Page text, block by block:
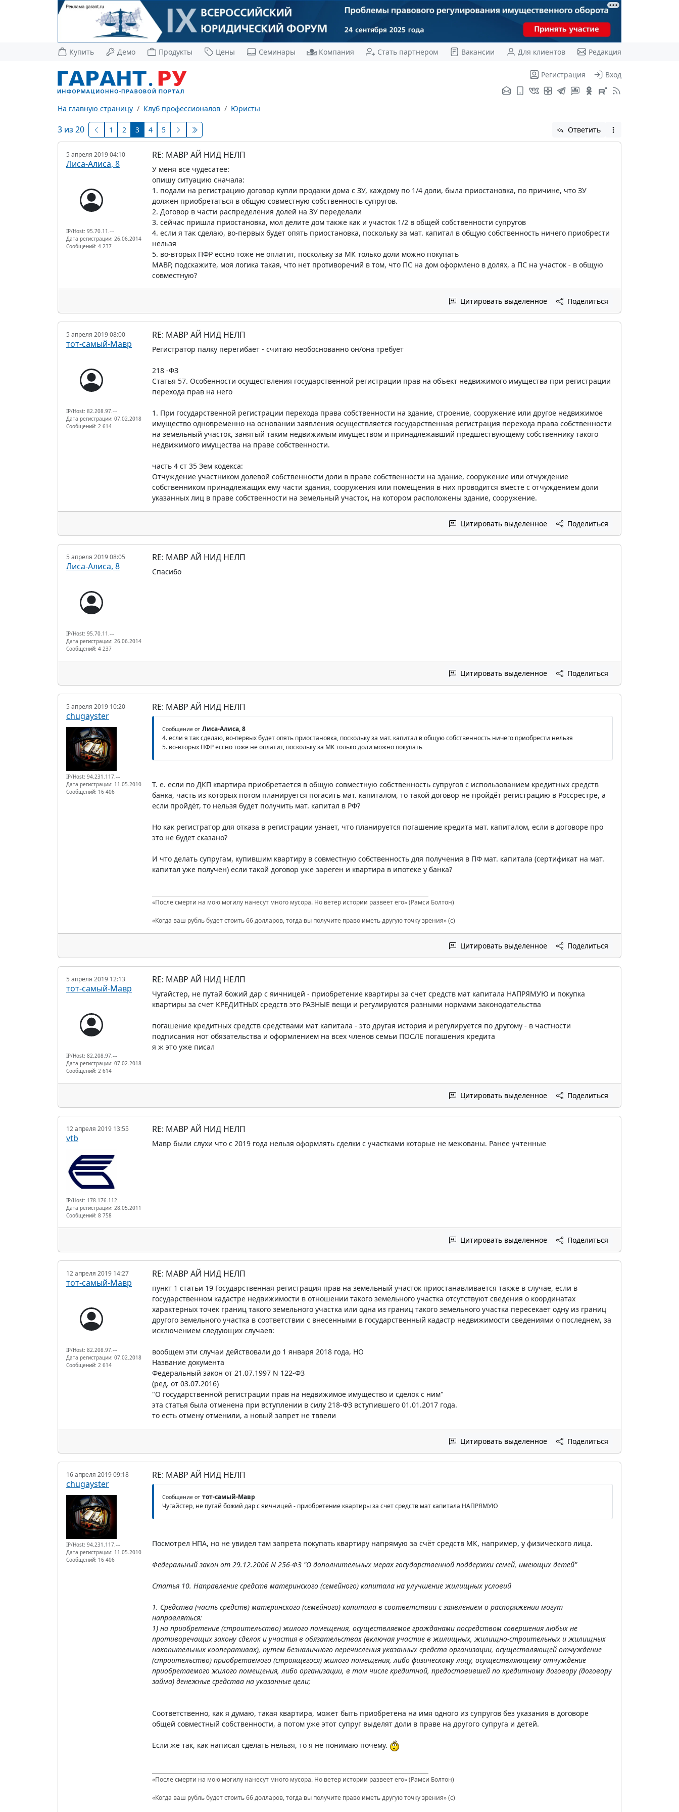
Купить Демо Продукты Цены Семинары Компания Стать партнером Вакансии Для клиентов Редакция
Регистрация Вход
На главную страницу Клуб профессионалов Юристы
3 из 20 1 2 3 4 5 Ответить
5 апреля 2019 04:10
Лиса-Алиса, 8
IP/Host: 95.70.11.---
Дата регистрации: 26.06.2014
Сообщений: 4 237
RE: МАВР АЙ НИД НЕЛП
У меня все чудесатее:
опишу ситуацию сначала:
1. подали на регистрацию договор купли продажи дома с ЗУ, каждому по 1/4 доли, была приостановка, по причине, что ЗУ
должен приобретаться в общую совместную собственность супругов.
2. Договор в части распределения долей на ЗУ переделали
3. сейчас пришла приостановка, мол делите дом также как и участок 1/2 в общей собственности супругов
4. если я так сделаю, во-первых будет опять приостановка, поскольку за мат. капитал в общую собственность ничего приобрести
нельзя
5. во-вторых ПФР ессно тоже не оплатит, поскольку за МК только доли можно покупать
МАВР, подскажите, моя логика такая, что нет противоречий в том, что ПС на дом оформлено в долях, а ПС на участок - в общую
совместную?
Цитировать выделенное Поделиться
5 апреля 2019 08:00
тот-самый-Мавр
IP/Host: 82.208.97.---
Дата регистрации: 07.02.2018
Сообщений: 2 614
RE: МАВР АЙ НИД НЕЛП
Регистратор палку перегибает - считаю необоснованно он/она требует
218 -ФЗ
Статья 57. Особенности осуществления государственной регистрации прав на объект недвижимого имущества при регистрации
перехода прав на него
1. При государственной регистрации перехода права собственности на здание, строение, сооружение или другое недвижимое
имущество одновременно на основании заявления осуществляется государственная регистрация перехода права собственности
на земельный участок, занятый таким недвижимым имуществом и принадлежавший предшествующему собственнику такого
недвижимого имущества на праве собственности.
часть 4 ст 35 Зем кодекса:
Отчуждение участником долевой собственности доли в праве собственности на здание, сооружение или отчуждение
собственником принадлежащих ему части здания, сооружения или помещения в них проводится вместе с отчуждением доли
указанных лиц в праве собственности на земельный участок, на котором расположены здание, сооружение.
Цитировать выделенное Поделиться
5 апреля 2019 08:05
Лиса-Алиса, 8
IP/Host: 95.70.11.---
Дата регистрации: 26.06.2014
Сообщений: 4 237
RE: МАВР АЙ НИД НЕЛП
Спасибо
Цитировать выделенное Поделиться
5 апреля 2019 10:20
chugayster
IP/Host: 94.231.117.---
Дата регистрации: 11.05.2010
Сообщений: 16 406
RE: МАВР АЙ НИД НЕЛП
Сообщение от Лиса-Алиса, 8
4. если я так сделаю, во-первых будет опять приостановка, поскольку за мат. капитал в общую собственность ничего приобрести нельзя
5. во-вторых ПФР ессно тоже не оплатит, поскольку за МК только доли можно покупать
Т. е. если по ДКП квартира приобретается в общую совместную собственность супругов с использованием кредитных средств
банка, часть из которых потом планируется погасить мат. капиталом, то такой договор не пройдёт регистрацию в Россрестре, а
если пройдёт, то нельзя будет получить мат. капитал в РФ?
Но как регистратор для отказа в регистрации узнает, что планируется погашение кредита мат. капиталом, если в договоре про
это не будет сказано?
И что делать супругам, купившим квартиру в совместную собственность для получения в ПФ мат. капитала (сертификат на мат.
капитал уже получен) если такой договор уже зареген и квартира в ипотеке у банка?
«После смерти на мою могилу нанесут много мусора. Но ветер истории развеет его» (Рамси Болтон)
«Когда ваш рубль будет стоить 66 долларов, тогда вы получите право иметь другую точку зрения» (с)
Цитировать выделенное Поделиться
5 апреля 2019 12:13
тот-самый-Мавр
IP/Host: 82.208.97.---
Дата регистрации: 07.02.2018
Сообщений: 2 614
RE: МАВР АЙ НИД НЕЛП
Чугайстер, не путай божий дар с яичницей - приобретение квартиры за счет средств мат капитала НАПРЯМУЮ и покупка
квартиры за счет КРЕДИТНЫХ средств это РАЗНЫЕ вещи и регулируются разными нормами законодательства
погашение кредитных средств средствами мат капитала - это другая история и регулируется по другому - в частности
подписания нот обязательства и оформлением на всех членов семьи ПОСЛЕ погашения кредита
я ж это уже писал
Цитировать выделенное Поделиться
12 апреля 2019 13:55
vtb
IP/Host: 178.176.112.---
Дата регистрации: 28.05.2011
Сообщений: 8 758
RE: МАВР АЙ НИД НЕЛП
Мавр были слухи что с 2019 года нельзя оформлять сделки с участками которые не межованы. Ранее учтенные
Цитировать выделенное Поделиться
12 апреля 2019 14:27
тот-самый-Мавр
IP/Host: 82.208.97.---
Дата регистрации: 07.02.2018
Сообщений: 2 614
RE: МАВР АЙ НИД НЕЛП
пункт 1 статьи 19 Государственная регистрация прав на земельный участок приостанавливается также в случае, если в
государственном кадастре недвижимости в отношении такого земельного участка отсутствуют сведения о координатах
характерных точек границ такого земельного участка или одна из границ такого земельного участка пересекает одну из границ
другого земельного участка в соответствии с внесенными в государственный кадастр недвижимости сведениями о последнем, за
исключением следующих случаев:
вообщем эти случаи действовали до 1 января 2018 года, НО
Название документа
Федеральный закон от 21.07.1997 N 122-ФЗ
(ред. от 03.07.2016)
"О государственной регистрации прав на недвижимое имущество и сделок с ним"
эта статья была отменена при вступлении в силу 218-ФЗ вступившего 01.01.2017 года.
то есть отмену отменили, а новый запрет не тввели
Цитировать выделенное Поделиться
16 апреля 2019 09:18
chugayster
IP/Host: 94.231.117.---
Дата регистрации: 11.05.2010
Сообщений: 16 406
RE: МАВР АЙ НИД НЕЛП
Сообщение от тот-самый-Мавр
Чугайстер, не путай божий дар с яичницей - приобретение квартиры за счет средств мат капитала НАПРЯМУЮ
Посмотрел НПА, но не увидел там запрета покупать квартиру напрямую за счёт средств МК, например, у физического лица.
Федеральный закон от 29.12.2006 N 256-ФЗ "О дополнительных мерах государственной поддержки семей, имеющих детей"
Статья 10. Направление средств материнского (семейного) капитала на улучшение жилищных условий
1. Средства (часть средств) материнского (семейного) капитала в соответствии с заявлением о распоряжении могут
направляться:
1) на приобретение (строительство) жилого помещения, осуществляемое гражданами посредством совершения любых не
противоречащих закону сделок и участия в обязательствах (включая участие в жилищных, жилищно-строительных и жилищных
накопительных кооперативах), путем безналичного перечисления указанных средств организации, осуществляющей отчуждение
(строительство) приобретаемого (строящегося) жилого помещения, либо физическому лицу, осуществляющему отчуждение
приобретаемого жилого помещения, либо организации, в том числе кредитной, предоставившей по кредитному договору (договору
займа) денежные средства на указанные цели;
Соответственно, как я думаю, такая квартира, может быть приобретена на имя одного из супругов без указания в договоре
общей совместный собственности, а потом уже этот супруг выделят доли в праве на другого супруга и детей.
Если же так, как написал сделать нельзя, то я не понимаю почему.
«После смерти на мою могилу нанесут много мусора. Но ветер истории развеет его» (Рамси Болтон)
«Когда ваш рубль будет стоить 66 долларов, тогда вы получите право иметь другую точку зрения» (с)